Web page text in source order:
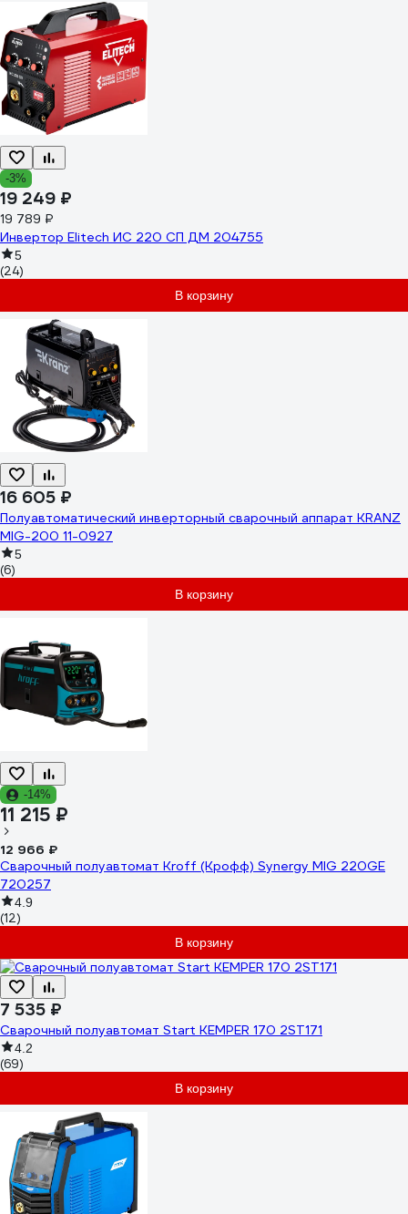
-3%
19 249 ₽
19 789 ₽
Инвертор Elitech ИС 220 СП ДМ 204755
5
(24)
В корзину
16 605 ₽
Полуавтоматический инверторный сварочный аппарат KRANZ
MIG-200 11-0927
5
(6)
В корзину
-14%
11 215 ₽
12 966 ₽
Сварочный полуавтомат Kroff (Крофф) Synergy MIG 220GE
720257
4.9
(12)
В корзину
7 535 ₽
Сварочный полуавтомат Start KEMPER 170 2ST171
4.2
(69)
В корзину